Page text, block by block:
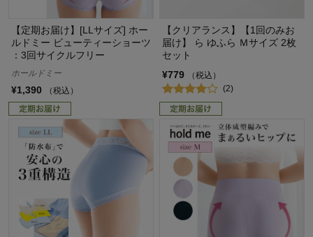
【定期お届け】[LLサイズ] ホー
ルドミー ビューティーショーツ
：3回サイクルフリー
ホールドミー
¥1,390 （税込）
【クリアランス】【1回のみお
届け】 ら ゆふら Ｍサイズ 2枚
セット
¥779
（税込）
(2)